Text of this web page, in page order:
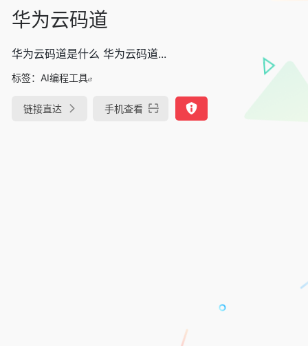
华为云码道
华为云码道是什么 华为云码道...
标签： AI编程工具
链接直达 手机查看